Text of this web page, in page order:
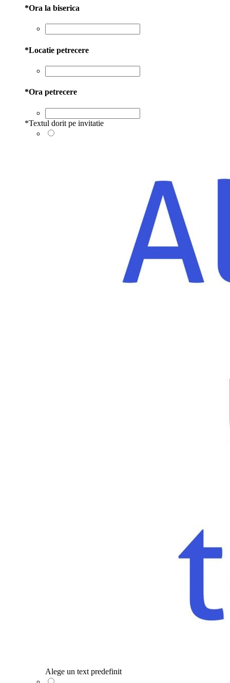
*Ora la biserica
*Locatie petrecere
*Ora petrecere
*Textul dorit pe invitatie
Alege un text predefinit